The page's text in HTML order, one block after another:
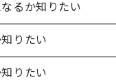
るか知りたい
りたい
りたい